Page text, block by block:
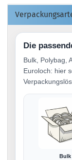
Die
Bulk, Polybag,
Euroloch: hier
Bulk